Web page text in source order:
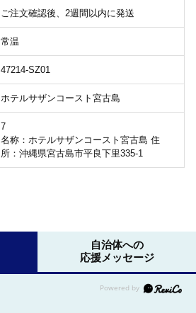
ご注文確認後、2週間以内に発送
常温
47214-SZ01
ホテルサザンコースト宮古島
7
名称：ホテルサザンコースト宮古島 住
所：沖縄県宮古島市平良下里335-1
自治体への
応援メッセージ